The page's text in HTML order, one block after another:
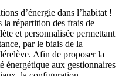
d’énergie dans l’habitat !
répartition des frais de
et personnalisée permettant
par le biais de la
Afin de proposer la
énergétique aux gestionnaires